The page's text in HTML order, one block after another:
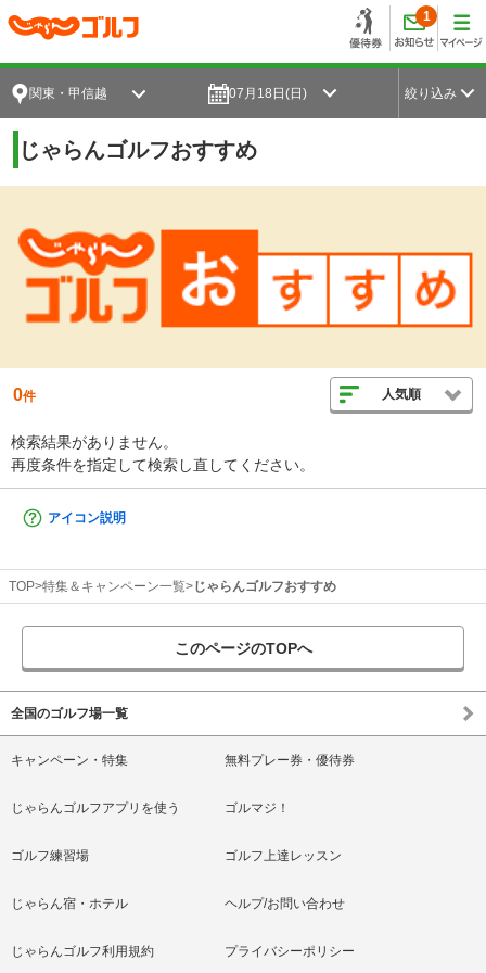
1
関東・甲信越 07月18日(日) 絞り込み
じゃらんゴルフおすすめ
0件 人気順
検索結果がありません。
再度条件を指定して検索し直してください。
アイコン説明
TOP 特集＆キャンペーン一覧 じゃらんゴルフおすすめ
このページのTOPへ
全国のゴルフ場一覧
キャンペーン・特集 無料プレー券・優待券
じゃらんゴルフアプリを使う ゴルマジ！
ゴルフ練習場 ゴルフ上達レッスン
じゃらん宿・ホテル ヘルプ/お問い合わせ
じゃらんゴルフ利用規約 プライバシーポリシー